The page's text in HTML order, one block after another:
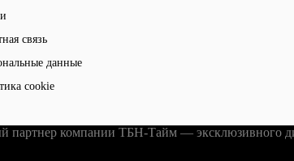
связь
данные
cookie
компании ТБН-Тайм — эксклюзивного